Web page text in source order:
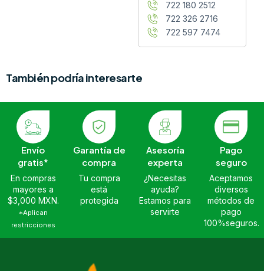
722 180 2512
722 326 2716
722 597 7474
También podría interesarte
Envío
gratis*
En compras
mayores a
$3,000 MXN.
*Aplican
restricciones
Garantía de
compra
Tu compra
está
protegida
Asesoría
experta
¿Necesitas
ayuda?
Estamos para
servirte
Pago
seguro
Aceptamos
diversos
métodos de
pago
100%seguros.